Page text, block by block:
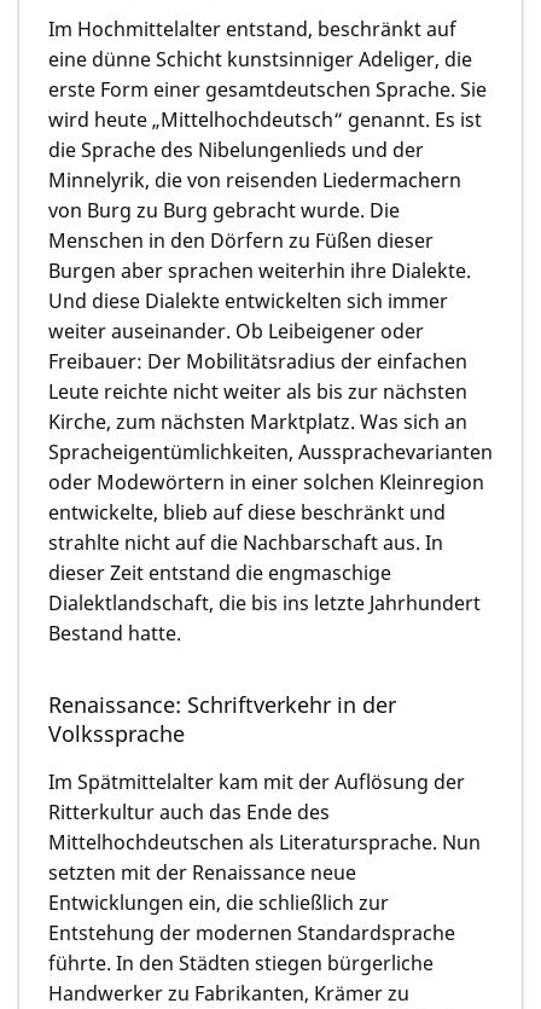
Im Hochmittelalter entstand, beschränkt auf
eine dünne Schicht kunstsinniger Adeliger, die
erste Form einer gesamtdeutschen Sprache. Sie
wird heute „Mittelhochdeutsch“ genannt. Es ist
die Sprache des Nibelungenlieds und der
Minnelyrik, die von reisenden Liedermachern
von Burg zu Burg gebracht wurde. Die
Menschen in den Dörfern zu Füßen dieser
Burgen aber sprachen weiterhin ihre Dialekte.
Und diese Dialekte entwickelten sich immer
weiter auseinander. Ob Leibeigener oder
Freibauer: Der Mobilitätsradius der einfachen
Leute reichte nicht weiter als bis zur nächsten
Kirche, zum nächsten Marktplatz. Was sich an
Spracheigentümlichkeiten, Aussprachevarianten
oder Modewörtern in einer solchen Kleinregion
entwickelte, blieb auf diese beschränkt und
strahlte nicht auf die Nachbarschaft aus. In
dieser Zeit entstand die engmaschige
Dialektlandschaft, die bis ins letzte Jahrhundert
Bestand hatte.
Renaissance: Schriftverkehr in der
Volkssprache
Im Spätmittelalter kam mit der Auflösung der
Ritterkultur auch das Ende des
Mittelhochdeutschen als Literatursprache. Nun
setzten mit der Renaissance neue
Entwicklungen ein, die schließlich zur
Entstehung der modernen Standardsprache
führte. In den Städten stiegen bürgerliche
Handwerker zu Fabrikanten, Krämer zu